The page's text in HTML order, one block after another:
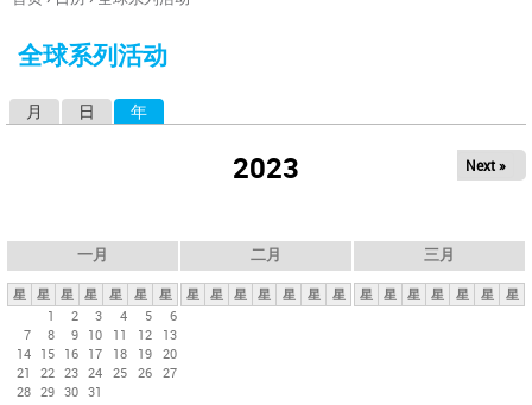
你
这
全球系列活动
月 日 年
2023 Next »
一月
星 星 星 星 星 星
星
1
2 3 4 5
6
7
8 9 10 11 12
13
14 15 16 17 18 19 20
21
22 23 24 25 26 27
28 29 30 31
二月
星 星 星 星 星 星 星
三月
星 星 星 星 星 星 星